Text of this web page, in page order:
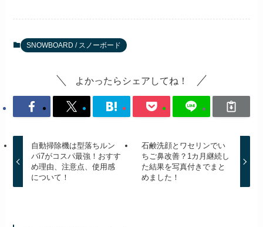
SNOWBOARD / スノーボード
よかったらシェアしてね！
自動掃除機は型落ちルン
バi7がコスパ最強！おすす
め理由、注意点、使用感
について！
石鹸洗顔とワセリンでい
ちご鼻改善？1カ月継続し
た結果を写真付きでまと
めました！